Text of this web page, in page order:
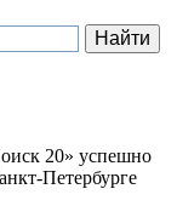
20» успешно
Петербурге